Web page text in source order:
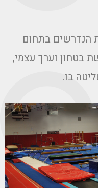
הנדרשים בתחום
בטחון וערך עצמי,
בו.